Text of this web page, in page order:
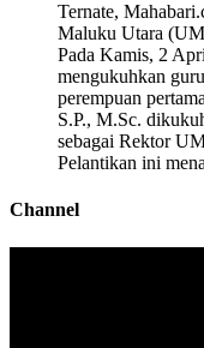
Ternate,
Maluku Utara
Pada Kamis, 2
mengukuhkan
perempuan
S.P., M.Sc.
sebagai Rektor
Pelantikan ini
Channel